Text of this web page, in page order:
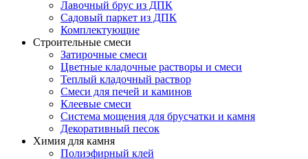
Лавочный брус из ДПК
Садовый паркет из ДПК
Комплектующие
Строительные смеси
Затирочные смеси
Цветные кладочные растворы и смеси
Теплый кладочный раствор
Смеси для печей и каминов
Клеевые смеси
Система мощения для брусчатки и камня
Декоративный песок
Химия для камня
Полиэфирный клей